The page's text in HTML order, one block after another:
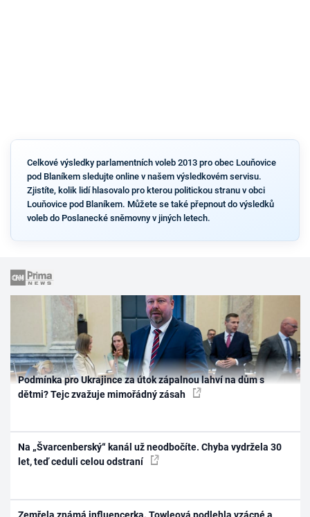
Celkové výsledky parlamentních voleb 2013 pro obec Louňovice
pod Blaníkem sledujte online v našem výsledkovém servisu.
Zjistíte, kolik lidí hlasovalo pro kterou politickou stranu v obci
Louňovice pod Blaníkem. Můžete se také přepnout do výsledků
voleb do Poslanecké sněmovny v jiných letech.
Podmínka pro Ukrajince za útok zápalnou lahví na dům s
dětmi? Tejc zvažuje mimořádný zásah
Na „Švarcenberský“ kanál už neodbočíte. Chyba vydržela 30
let, teď ceduli celou odstraní
Zemřela známá influencerka. Towleová podlehla vzácné a